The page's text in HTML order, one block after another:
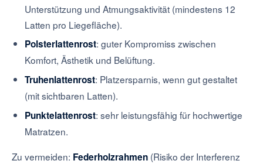
Unterstützung und Atmungsaktivität (mindestens 12
Latten pro Liegefläche).
Polsterlattenrost: guter Kompromiss zwischen
Komfort, Ästhetik und Belüftung.
Truhenlattenrost: Platzersparnis, wenn gut gestaltet
(mit sichtbaren Latten).
Punktelattenrost: sehr leistungsfähig für hochwertige
Matratzen.
Zu vermeiden: Federholzrahmen (Risiko der Interferenz